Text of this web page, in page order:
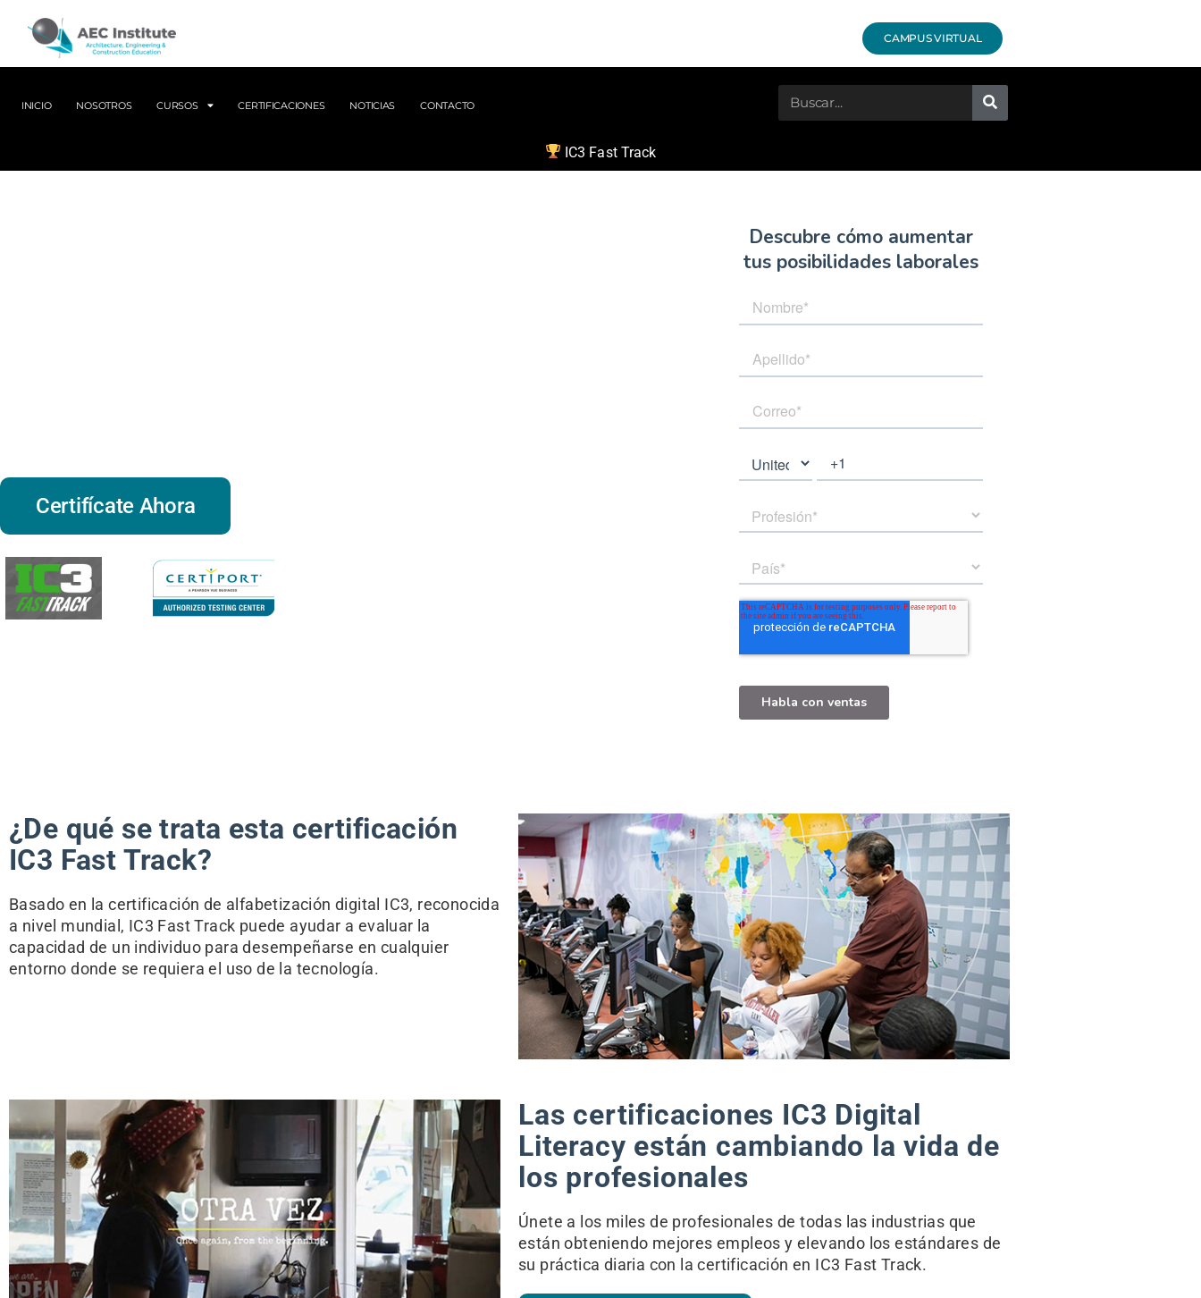
CAMPUS VIRTUAL
INICIO NOSOTROS CURSOS CERTIFICACIONES NOTICIAS CONTACTO
IC3 Fast Track
Certifícate Ahora
¿De qué se trata esta certificación
IC3 Fast Track?
Basado en la certificación de alfabetización digital IC3, reconocida
a nivel mundial, IC3 Fast Track puede ayudar a evaluar la
capacidad de un individuo para desempeñarse en cualquier
entorno donde se requiera el uso de la tecnología.
Las certificaciones IC3 Digital
Literacy están cambiando la vida de
los profesionales
Únete a los miles de profesionales de todas las industrias que
están obteniendo mejores empleos y elevando los estándares de
su práctica diaria con la certificación en IC3 Fast Track.